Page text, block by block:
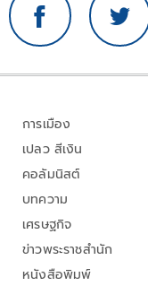
การเมือง
เปลว สีเงิน
คอลัมนิสต์
บทความ
เศรษฐกิจ
ข่าวพระราชสำนัก
หนังสือพิมพ์